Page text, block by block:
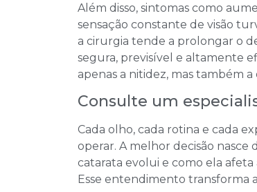
Além disso, sintomas como
sensação constante de visão
a cirurgia tende a prolongar o
segura, previsível e altamente
apenas a nitidez, mas também a
Consulte um
Cada olho, cada rotina e cada
operar. A melhor decisão nasce
catarata evolui e como ela afeta
Esse entendimento transforma